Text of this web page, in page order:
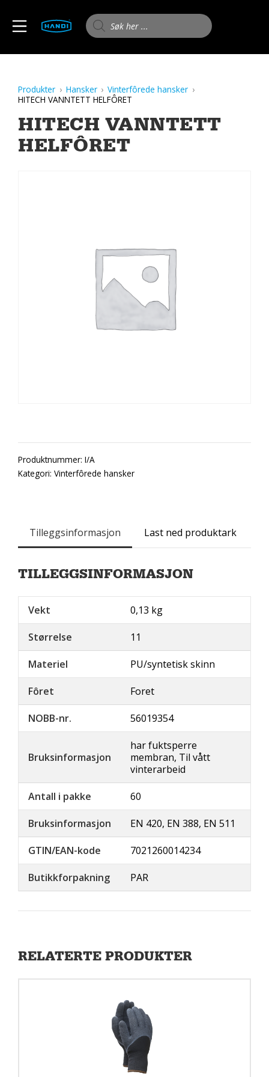
contentMOBILE MENU
HANDI AS
Products search
Produkter Hansker
Vinterfôrede hansker
HITECH VANNTETT HELFÔRET
HITECH VANNTETT
HELFÔRET
Produktnummer: I/A
Kategori: Vinterfôrede hansker
Tilleggsinformasjon Last ned produktark
TILLEGGSINFORMASJON
Vekt 0,13 kg
Størrelse 11
Materiel PU/syntetisk skinn
Fôret Foret
NOBB-nr. 56019354
Bruksinformasjon
har fuktsperre
membran, Til vått
vinterarbeid
Antall i pakke 60
Bruksinformasjon EN 420, EN 388, EN 511
GTIN/EAN-kode 7021260014234
Butikkforpakning PAR
RELATERTE PRODUKTER